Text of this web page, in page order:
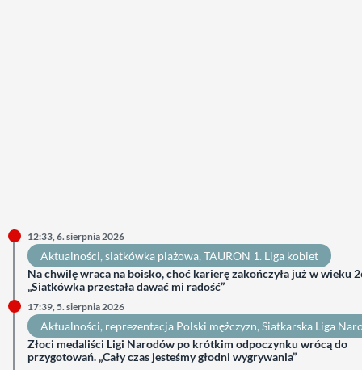
12:33, 6. sierpnia 2026
Aktualności, siatkówka plażowa, TAURON 1. Liga kobiet
Na chwilę wraca na boisko, choć karierę zakończyła już w wieku
„Siatkówka przestała dawać mi radość”
17:39, 5. sierpnia 2026
Aktualności, reprezentacja Polski mężczyzn, Siatkarska Liga
Złoci medaliści Ligi Narodów po krótkim odpoczynku wrócą do
przygotowań. „Cały czas jesteśmy głodni wygrywania”